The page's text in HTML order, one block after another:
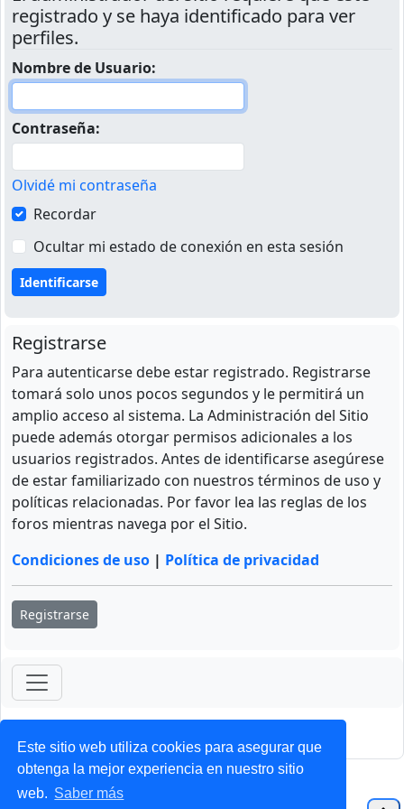
Este sitio web utiliza cookies para asegurar que
obtenga la mejor experiencia en nuestro sitio
web. Saber más
registrado y se haya identificado para ver
perfiles.
Nombre de Usuario:
Contraseña:
Olvidé mi contraseña
Recordar
Ocultar mi estado de conexión en esta sesión
Registrarse
Para autenticarse debe estar registrado. Registrarse
tomará solo unos pocos segundos y le permitirá un
amplio acceso al sistema. La Administración del Sitio
puede además otorgar permisos adicionales a los
usuarios registrados. Antes de identificarse asegúrese
de estar familiarizado con nuestros términos de uso y
políticas relacionadas. Por favor lea las reglas de los
foros mientras navega por el Sitio.
Condiciones de uso | Política de privacidad
Registrarse
ForoClub 2025
Privacidad| Condiciones